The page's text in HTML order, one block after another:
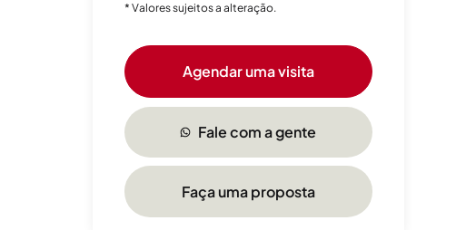
* Valores sujeitos a alteração.
Agendar uma visita
Fale com a gente
Faça uma proposta